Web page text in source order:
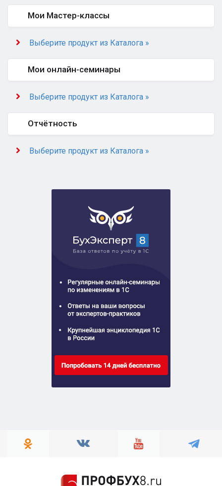
Мои Мастер-классы
Выберите продукт из Каталога »
Мои онлайн-семинары
Выберите продукт из Каталога »
Отчётность
Выберите продукт из Каталога »